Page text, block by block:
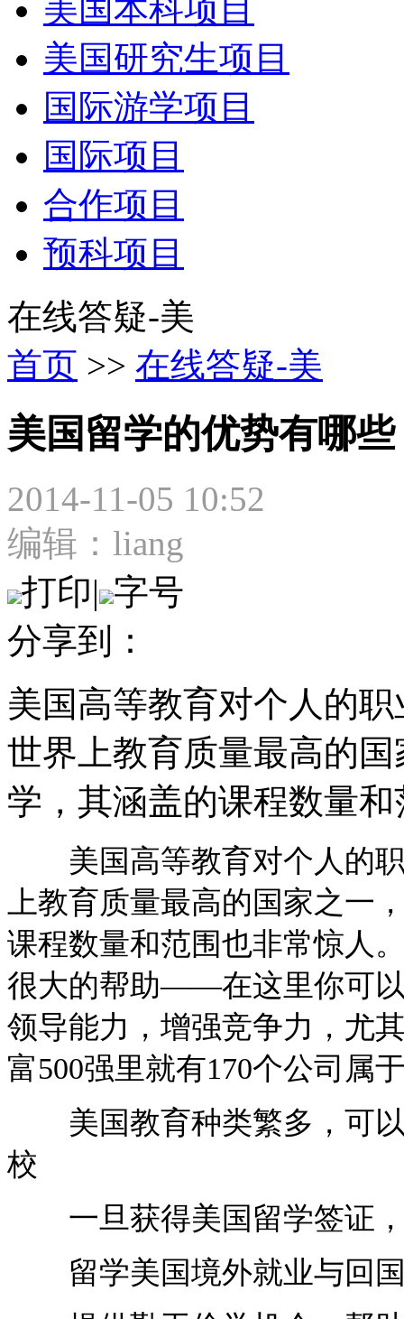
美国本科项目
美国研究生项目
国际游学项目
国际项目
合作项目
预科项目
在线答疑-美
首页 >> 在线答疑-美
美国留学的优势有哪些
2014-11-05 10:52
编辑：liang
打印| 字号
分享到：
美国高等教育对个人的
世界上教育质量最高的
学，其涵盖的课程数量
美国高等教育对个人的职
上教育质量最高的国家之一
课程数量和范围也非常惊人
很大的帮助——在这里你可
领导能力，增强竞争力，尤
富500强里就有170个公司属
美国教育种类繁多，可以
校
一旦获得美国留学签证，
留学美国境外就业与回国